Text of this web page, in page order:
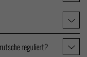
reguliert?